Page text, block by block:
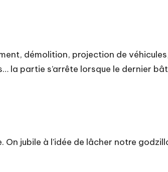
démolition, projection de
la partie s’arrête lorsque le dernier
On jubile à l’idée de lâcher notre